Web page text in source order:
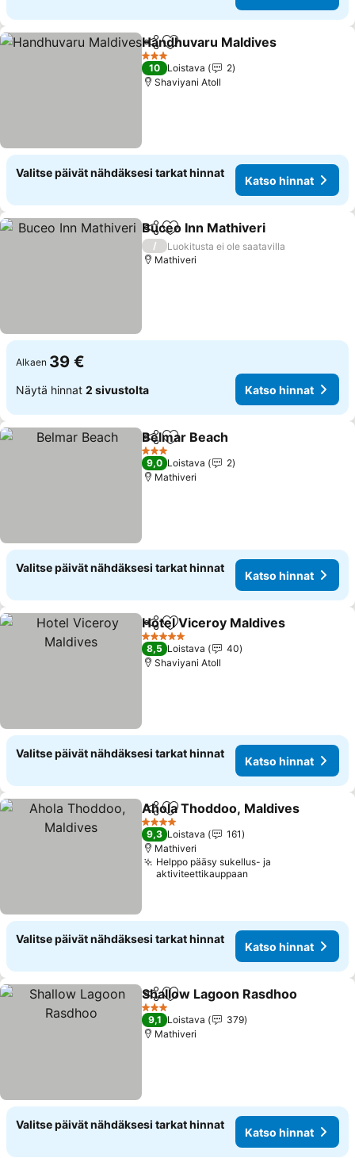
Jaa Lisää suosikkeihin
Handhuvaru Maldives
3 Tähtiluokitus
10 Loistava
2
Shaviyani Atoll
Valitse päivät nähdäksesi tarkat hinnat
Katso hinnat
Jaa Lisää suosikkeihin
Buceo Inn Mathiveri
/
Luokitusta ei ole saatavilla
Mathiveri
Alkaen 39 €
Näytä hinnat 2 sivustolta Katso hinnat
Jaa Lisää suosikkeihin
Belmar Beach
3 Tähtiluokitus
9,0 Loistava
2
Mathiveri
Valitse päivät nähdäksesi tarkat hinnat
Katso hinnat
Jaa Lisää suosikkeihin
Hotel Viceroy Maldives
5 Tähtiluokitus
8,5 Loistava
40
Shaviyani Atoll
Valitse päivät nähdäksesi tarkat hinnat
Katso hinnat
Jaa Lisää suosikkeihin
Ahola Thoddoo, Maldives
4 Tähtiluokitus
9,3 Loistava
161
Mathiveri
Helppo pääsy sukellus- ja
aktiviteettikauppaan
Valitse päivät nähdäksesi tarkat hinnat
Katso hinnat
Jaa Lisää suosikkeihin
Shallow Lagoon Rasdhoo
3 Tähtiluokitus
9,1 Loistava
379
Mathiveri
Valitse päivät nähdäksesi tarkat hinnat
Katso hinnat